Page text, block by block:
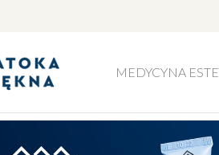
MEDYCYNA